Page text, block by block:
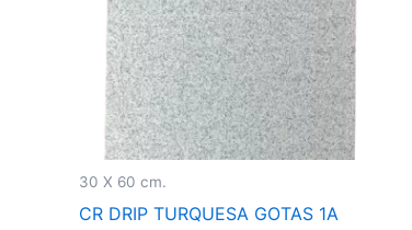
30 X 60 cm.
CR DRIP TURQUESA GOTAS 1A